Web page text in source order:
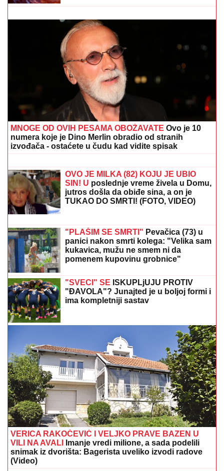
LANČANI SUDAR NA GAZELIJedna osoba odmah
prevezena u bolnicu, stvaraju se gužve
"KAKAV TO PSIHOPATA MOŽE BITI"
Turčin živeo sa ženom u stanu u Borči
u kojem je ubio Ruskinju: Isplivali
stravični detalji
"SVAKO ĆE IMATI PRAVO DA
POGREŠI"Otac Nemanje Gudelja se
otkrio kakvi su odnosi u porodici - sad
je sve jasno
ANELI DOBILA PREPISKE FILIPA I JOVANE
CVIJANOVIĆ Odmah se oglasila: "Sve dođe do
mene", evo da li je kontaktirala Đukića
DROGIRAN IZAZVAO SUDAR, JEDNA
OSOBA POGINULA
Vozač iz Novog
Pazara uhapšen u Ulcinju: U nesreći
dvoje povređeno
"IMAO SAM PET PROPUŠTENIH
POZIVA" Darko Tanasijević i dalje u
ogromnom strahu za svoju porodicu,
požar se približio njihovoj kući: "Prva
reč koju sam čuo - IZGOREĆEMO"